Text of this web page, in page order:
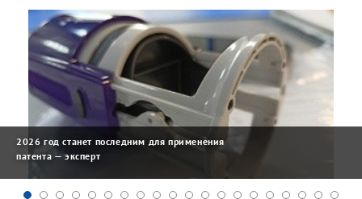
2026 год станет последним для применения
патента — эксперт